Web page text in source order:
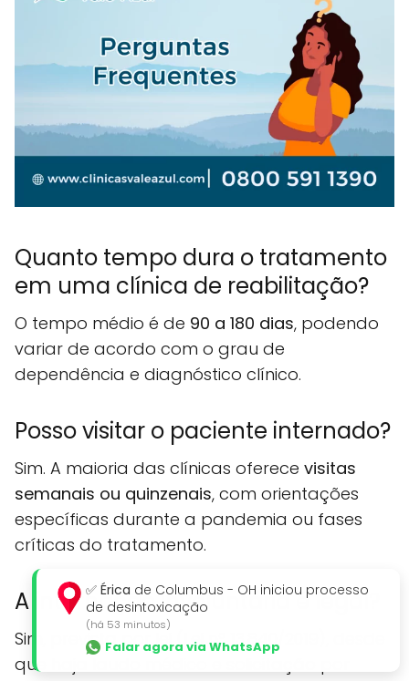
Quanto tempo dura o tratamento
em uma clínica de reabilitação?
O tempo médio é de 90 a 180 dias, podendo
variar de acordo com o grau de
dependência e diagnóstico clínico.
Posso visitar o paciente internado?
Sim. A maioria das clínicas oferece visitas
semanais ou quinzenais, com orientações
específicas durante a pandemia ou fases
críticas do tratamento.
A internação involuntária é legal?
Sim, prevista por lei (Lei nº 13.840/2019), desde
que haja laudo médico e solicitação por
✅ Érica de Columbus - OH iniciou processo
de desintoxicação
(há 53 minutos)
Falar agora via WhatsApp